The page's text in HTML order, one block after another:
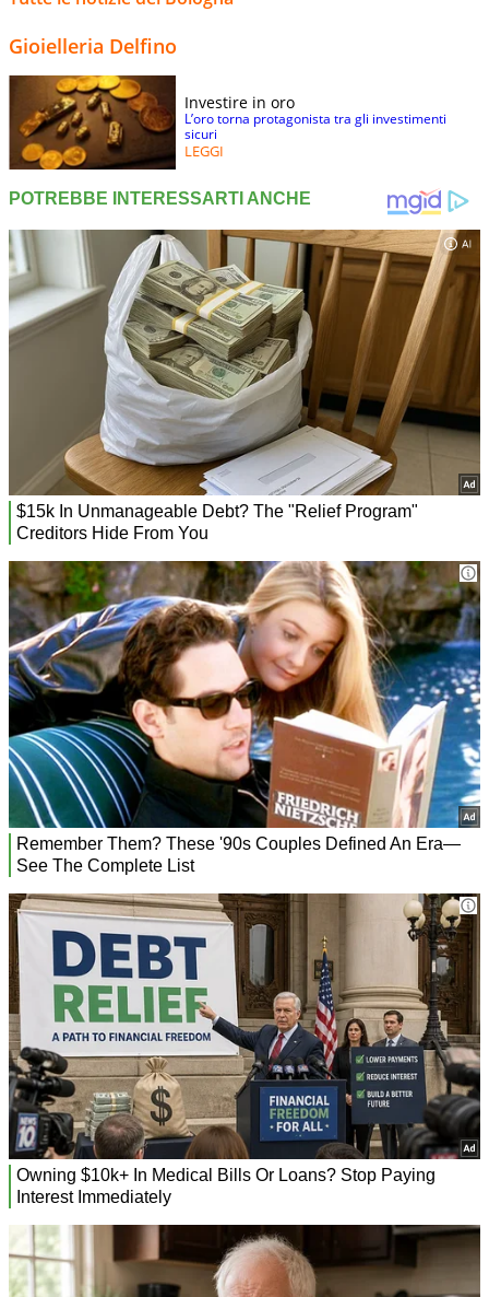
Gioielleria Delfino
Investire in oro
L’oro torna protagonista tra gli investimenti
sicuri
LEGGI